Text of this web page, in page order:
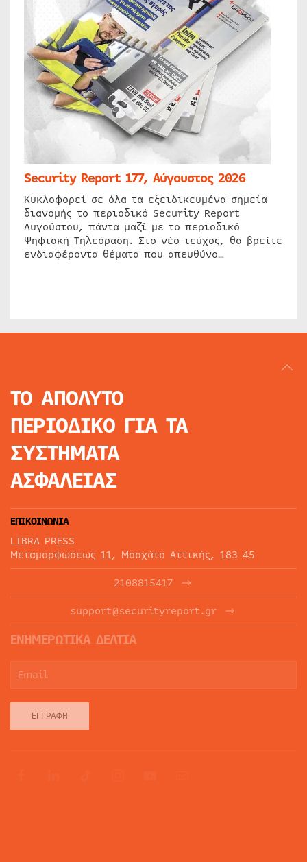
Security Report 177, Αύγουστος 2026
Κυκλοφορεί σε όλα τα εξειδικευμένα σημεία
διανομής το περιοδικό Security Report
Αυγούστου, πάντα μαζί με το περιοδικό
Ψηφιακή Τηλεόραση. Στο νέο τεύχος, θα βρείτε
ενδιαφέροντα θέματα που απευθύνο…
ΤΟ ΑΠΟΛΥΤΟ
ΠΕΡΙΟΔΙΚΟ ΓΙΑ ΤΑ
ΣΥΣΤΗΜΑΤΑ
ΑΣΦΑΛΕΙΑΣ
ΕΠΙΚΟΙΝΩΝΙΑ
LIBRA PRESS
Μεταμορφώσεως 11, Μοσχάτο Αττικής, 183 45
2108815417
support@securityreport.gr
ΕΝΗΜΕΡΩΤΙΚΑ ΔΕΛΤΙΑ
ΕΓΓΡΑΦΉ